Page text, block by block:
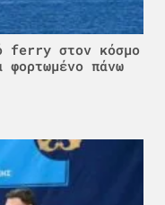
ferry στον κόσμο
φορτωμένο πάνω